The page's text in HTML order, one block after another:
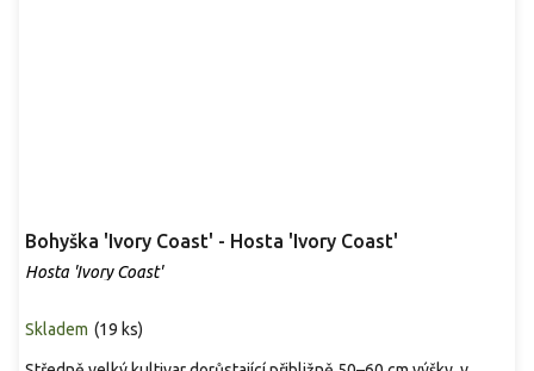
Bohyška 'Ivory Coast' - Hosta 'Ivory Coast'
Hosta 'Ivory Coast'
Skladem (19 ks)